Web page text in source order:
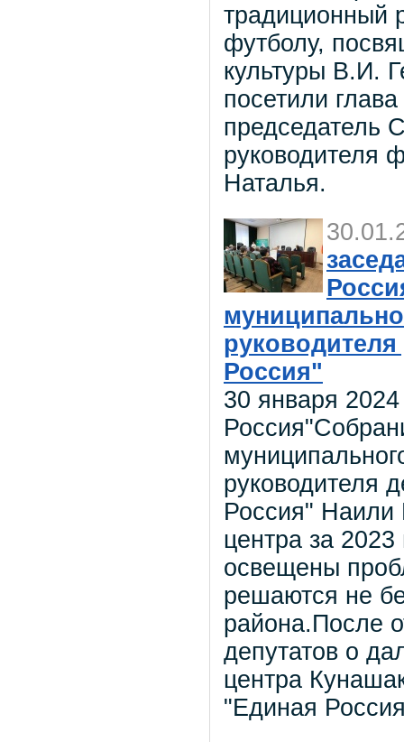
традиционный
футболу,
культуры В.И.
посетили
председатель
руководителя
Наталья.
руководителя
Россия"
30 января
руководителя
Россия" Наили
центра за
освещены
решаются не
района.После
депутатов о
центра
"Единая